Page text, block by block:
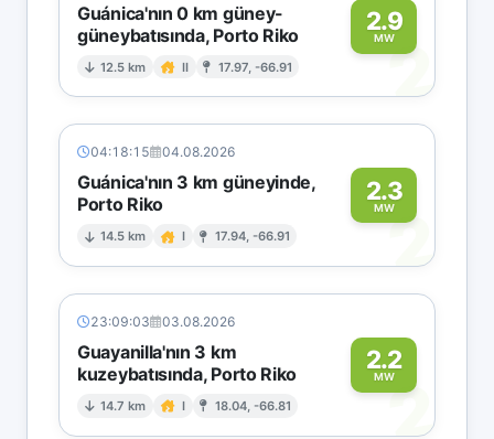
Guánica'nın 0 km güney-
güneybatısında, Porto Riko
12.5 km II 17.97, -66.91
2.9
MW2
04:18:15 04.08.2026
Guánica'nın 3 km güneyinde,
Porto Riko
14.5 km I 17.94, -66.91
2.3
MW2
23:09:03 03.08.2026
Guayanilla'nın 3 km
kuzeybatısında, Porto Riko
14.7 km I 18.04, -66.81
2.2
MW2